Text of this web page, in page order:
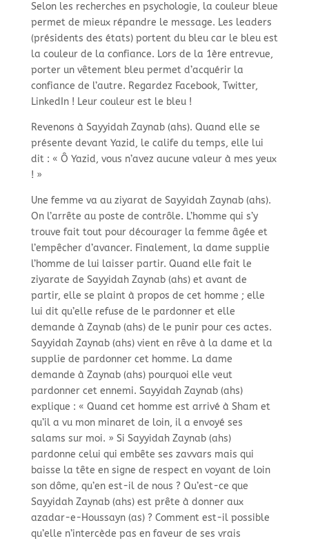
Selon les recherches en psychologie, la couleur bleue
permet de mieux répandre le message. Les leaders
(présidents des états) portent du bleu car le bleu est
la couleur de la confiance. Lors de la 1ère entrevue,
porter un vêtement bleu permet d’acquérir la
confiance de l’autre. Regardez Facebook, Twitter,
LinkedIn ! Leur couleur est le bleu !
Revenons à Sayyidah Zaynab (ahs). Quand elle se
présente devant Yazid, le calife du temps, elle lui
dit : « Ô Yazid, vous n’avez aucune valeur à mes yeux
! »
Une femme va au ziyarat de Sayyidah Zaynab (ahs).
On l’arrête au poste de contrôle. L’homme qui s’y
trouve fait tout pour décourager la femme âgée et
l’empêcher d’avancer. Finalement, la dame supplie
l’homme de lui laisser partir. Quand elle fait le
ziyarate de Sayyidah Zaynab (ahs) et avant de
partir, elle se plaint à propos de cet homme ; elle
lui dit qu’elle refuse de le pardonner et elle
demande à Zaynab (ahs) de le punir pour ces actes.
Sayyidah Zaynab (ahs) vient en rêve à la dame et la
supplie de pardonner cet homme. La dame
demande à Zaynab (ahs) pourquoi elle veut
pardonner cet ennemi. Sayyidah Zaynab (ahs)
explique : « Quand cet homme est arrivé à Sham et
qu’il a vu mon minaret de loin, il a envoyé ses
salams sur moi. » Si Sayyidah Zaynab (ahs)
pardonne celui qui embête ses zavvars mais qui
baisse la tête en signe de respect en voyant de loin
son dôme, qu’en est-il de nous ? Qu’est-ce que
Sayyidah Zaynab (ahs) est prête à donner aux
azadar-e-Houssayn (as) ? Comment est-il possible
qu’elle n’intercède pas en faveur de ses vrais